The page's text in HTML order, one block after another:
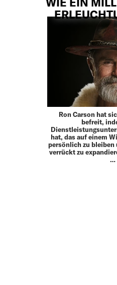
Ron Carson hat
befreit,
hat, das auf einem
persönlich zu bleiben
verrückt zu
…